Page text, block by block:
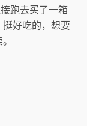
跑去买了一箱
好吃的，想要